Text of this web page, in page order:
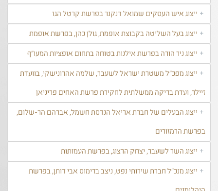
ייצוג איש העסקים שמואל דנקנר בפרשת קרטל הגז
ייצוג בעל השליטה בקבוצת אופמת, גולן כהן, בפרשת אופמת
ייצוג ניר הורה בפרשת אילנות בטוחה בתחום אופציות המעו"ף
ייצוג מפכ"ל משטרת ישראל לשעבר, שלמה אהרונישקי, בוועדת
זיילר, ועדת בדיקה ממשלתית לחקירת פרשת האחים פריניאן
ייצוג הבעלים של חברת אריאל הנדסת חשמל, אברהם הר-שלום,
בפרשת הרמזורים
ייצוג השר לשעבר, יצחק הרצוג, בפרשת העמותות
ייצוג מנכ"ל חברת שירותי נפט, ניצב בדימוס אבי דותן, בפרשת